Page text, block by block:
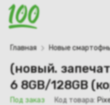
Главная Новые
(новый.
6 8GB/128GB
Под заказ Код товара: